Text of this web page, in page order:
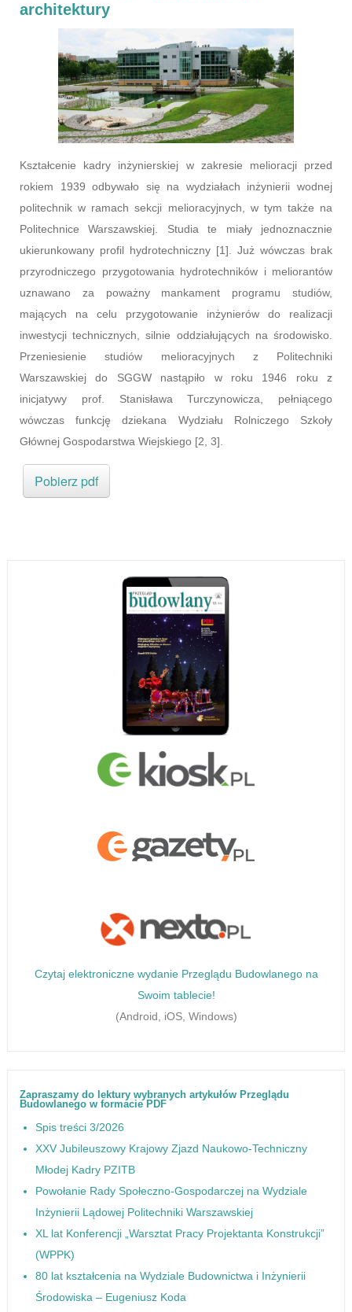
architektury
Kształcenie kadry inżynierskiej w zakresie melioracji przed
rokiem 1939 odbywało się na wydziałach inżynierii wodnej
politechnik w ramach sekcji melioracyjnych, w tym także na
Politechnice Warszawskiej. Studia te miały jednoznacznie
ukierunkowany profil hydrotechniczny [1]. Już wówczas brak
przyrodniczego przygotowania hydrotechników i meliorantów
uznawano za poważny mankament programu studiów,
mających na celu przygotowanie inżynierów do realizacji
inwestycji technicznych, silnie oddziałujących na środowisko.
Przeniesienie studiów melioracyjnych z Politechniki
Warszawskiej do SGGW nastąpiło w roku 1946 roku z
inicjatywy prof. Stanisława Turczynowicza, pełniącego
wówczas funkcję dziekana Wydziału Rolniczego Szkoły
Głównej Gospodarstwa Wiejskiego [2, 3].
Pobierz pdf
Czytaj elektroniczne wydanie Przeglądu Budowlanego na
Swoim tablecie!
(Android, iOS, Windows)
Zapraszamy do lektury wybranych artykułów Przeglądu
Budowlanego w formacie PDF
Spis treści 3/2026
XXV Jubileuszowy Krajowy Zjazd Naukowo-Techniczny
Młodej Kadry PZITB
Powołanie Rady Społeczno-Gospodarczej na Wydziale
Inżynierii Lądowej Politechniki Warszawskiej
XL lat Konferencji „Warsztat Pracy Projektanta Konstrukcji”
(WPPK)
80 lat kształcenia na Wydziale Budownictwa i Inżynierii
Środowiska – Eugeniusz Koda